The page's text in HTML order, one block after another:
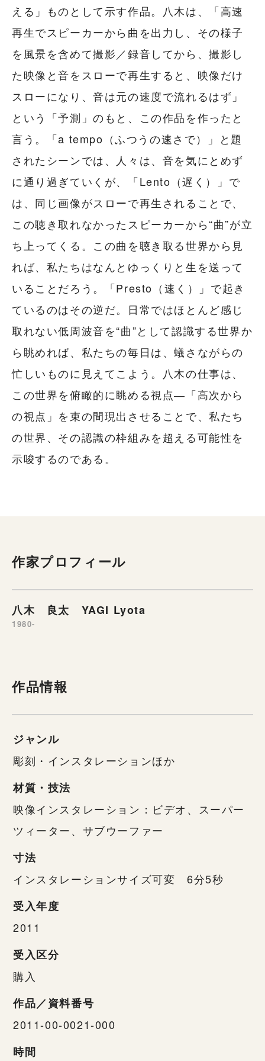
える」ものとして示す作品。八木は、「高速
再生でスピーカーから曲を出力し、その様子
を風景を含めて撮影／録音してから、撮影し
た映像と音をスローで再生すると、映像だけ
スローになり、音は元の速度で流れるはず」
という「予測」のもと、この作品を作ったと
言う。「a tempo（ふつうの速さで）」と題
されたシーンでは、人々は、音を気にとめず
に通り過ぎていくが、「Lento（遅く）」で
は、同じ画像がスローで再生されることで、
この聴き取れなかったスピーカーから“曲”が立
ち上ってくる。この曲を聴き取る世界から見
れば、私たちはなんとゆっくりと生を送って
いることだろう。「Presto（速く）」で起き
ているのはその逆だ。日常ではほとんど感じ
取れない低周波音を“曲”として認識する世界か
ら眺めれば、私たちの毎日は、蟻さながらの
忙しいものに見えてこよう。八木の仕事は、
この世界を俯瞰的に眺める視点―「高次から
の視点」を束の間現出させることで、私たち
の世界、その認識の枠組みを超える可能性を
示唆するのである。
作家プロフィール
八木 良太 YAGI Lyota
1980-
作品情報
ジャンル
彫刻・インスタレーションほか
材質・技法
映像インスタレーション：ビデオ、スーパー
ツィーター、サブウーファー
寸法
インスタレーションサイズ可変 6分5秒
受入年度
2011
受入区分
購入
作品／資料番号
2011-00-0021-000
時間